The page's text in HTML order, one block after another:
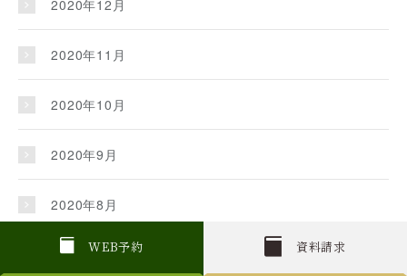
W EB予約 資料請求
2020年12月
2020年11月
2020年10月
2020年9月
2020年8月
2020年7月